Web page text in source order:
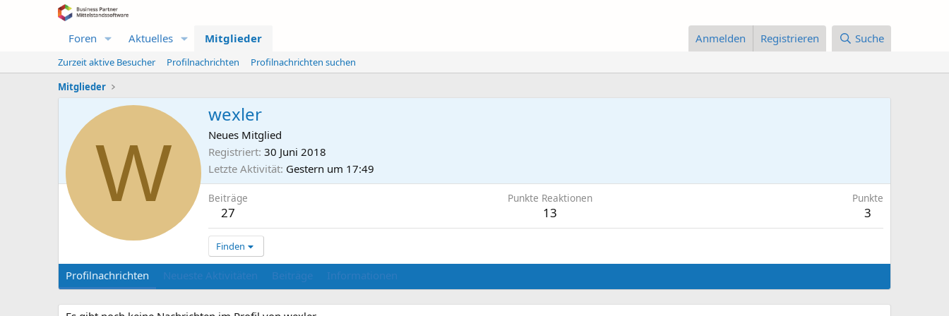
Foren Aktuelles Mitglieder Anmelden Registrieren Suche
Zurzeit aktive Besucher Profilnachrichten
Profilnachrichten suchen
Mitglieder
W
wexler
Neues Mitglied
Registriert 30 Juni 2018
Letzte Aktivität Gestern um 17:49
Beiträge
27
Punkte Reaktionen
13
Punkte
3
Finden
Profilnachrichten Neueste Aktivitäten Beiträge Informationen